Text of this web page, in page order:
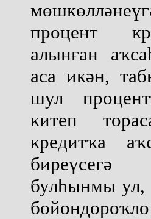
процент
алынған
аса икән,
шул
китеп
кредитҡа
булһынмы